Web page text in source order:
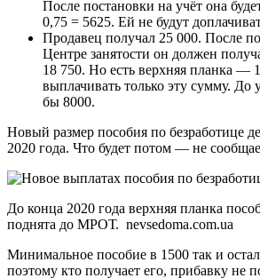
После постановки на учёт она
0,75 = 5625. Ей не будут
Продавец получал 25 000. После
Центре занятости он должен
18 750. Но есть верхняя планка —
выплачивать только эту сумму. До
бы 8000.
Новый размер пособия по безработице
2020 года. Что будет потом — не
До конца 2020 года верхняя планка
поднята до МРОТ. nevsedoma.com.ua
Минимальное пособие в 1500 так и
поэтому кто получает его, прибавку не